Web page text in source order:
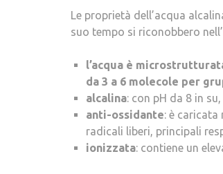
Le proprietà dell’acqua
suo tempo si riconobbero
l’acqua è
da 3 a 6 molecole per
alcalina: con pH da 8 in
anti-ossidante: è
radicali liberi, principali
ionizzata: contiene un